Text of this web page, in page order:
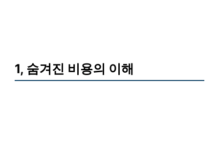
1, 숨겨진 비용의 이해